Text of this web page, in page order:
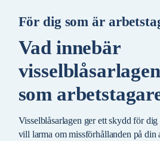
För dig som är
Vad innebär
som
Visselblåsarlagen ger ett skydd för dig
vill larma om missförhållanden på din